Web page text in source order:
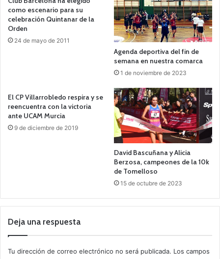
como escenario para su
celebración Quintanar de la
Orden
24 de mayo de 2011
Agenda deportiva del fin de
semana en nuestra comarca
1 de noviembre de 2023
El CP Villarrobledo respira y se
reencuentra con la victoria
ante UCAM Murcia
9 de diciembre de 2019
David Bascuñana y Alicia
Berzosa, campeones de la 10k
de Tomelloso
15 de octubre de 2023
Deja una respuesta
Tu dirección de correo electrónico no será publicada. Los campos